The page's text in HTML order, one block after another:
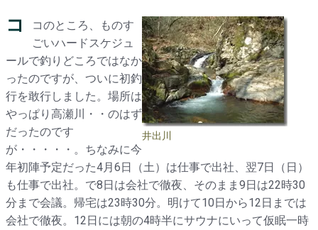
井出川
コ
コのところ、ものす
ごいハードスケジュ
ールで釣りどころではなか
ったのですが、ついに初釣
行を敢行しました。場所は
やっぱり高瀬川・・のはず
だったのです
が・・・・・。ちなみに今
年初陣予定だった4月6日（土）は仕事で出社、翌7日（日）
も仕事で出社。で8日は会社で徹夜、そのまま9日は22時30
分まで会議。帰宅は23時30分。明けて10日から12日までは
会社で徹夜。12日には朝の4時半にサウナにいって仮眠一時